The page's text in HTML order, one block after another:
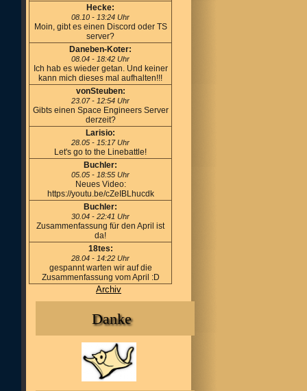
Hecke:
08.10 - 13:24 Uhr
Moin, gibt es einen Discord oder TS
server?
Daneben-Koter:
08.04 - 18:42 Uhr
Ich hab es wieder getan. Und keiner
kann mich dieses mal aufhalten!!!
vonSteuben:
23.07 - 12:54 Uhr
Gibts einen Space Engineers Server
derzeit?
Larisio:
28.05 - 15:17 Uhr
Let's go to the Linebattle!
Buchler:
05.05 - 18:55 Uhr
Neues Video:
https://youtu.be/cZeIBLhucdk
Buchler:
30.04 - 22:41 Uhr
Zusammenfassung für den April ist
da!
18tes:
28.04 - 14:22 Uhr
gespannt warten wir auf die
Zusammenfassung vom April :D
Archiv
Danke